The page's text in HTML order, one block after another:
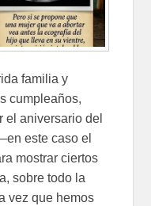
familia y
cumpleaños,
el aniversario del
este caso el
mostrar ciertos
sobre todo la
vez que hemos